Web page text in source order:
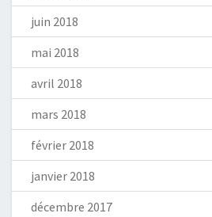
juin 2018
mai 2018
avril 2018
mars 2018
février 2018
janvier 2018
décembre 2017